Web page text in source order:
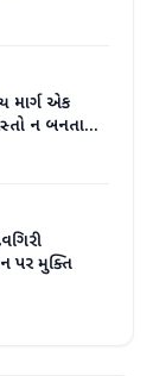
માર્ગ એક
ન બનતા
પર મુક્તિ